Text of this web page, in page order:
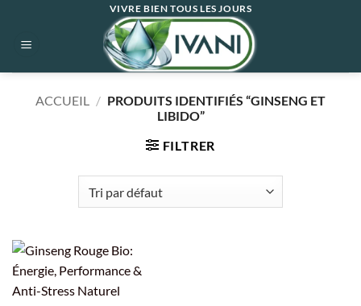
contenu
VIVRE BIEN TOUS LES JOURS
ACCUEIL / PRODUITS IDENTIFIÉS “GINSENG ET
LIBIDO”
FILTRER